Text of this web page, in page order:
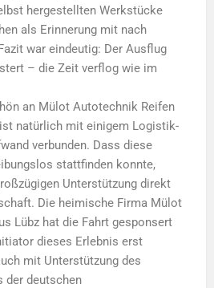
hergestellten Werkstücke
als Erinnerung mit nach
war eindeutig: Der Ausflug
– die Zeit verflog wie im
an Mülot Autotechnik Reifen
natürlich mit einigem Logistik-
verbunden. Dass diese
stattfinden konnte,
Unterstützung direkt
Die heimische Firma Mülot
Lübz hat die Fahrt gesponsert
dieses Erlebnis erst
mit Unterstützung des
der deutschen